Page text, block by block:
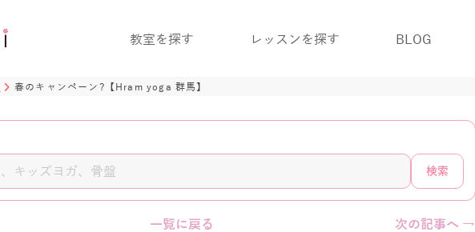
教室を探す レッスンを探す BLOG
春のキャンペーン?【Hram yoga 群馬】
検索
一覧に戻る 次の記事へ →